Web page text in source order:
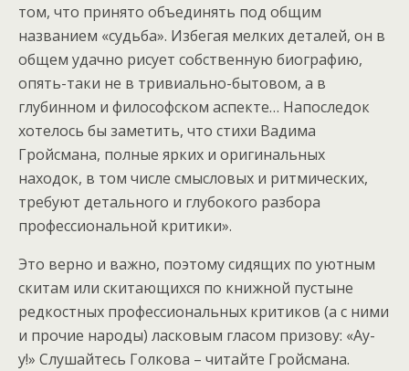
том, что принято объединять под общим
названием «судьба». Избегая мелких деталей, он в
общем удачно рисует собственную биографию,
опять-таки не в тривиально-бытовом, а в
глубинном и философском аспекте… Напоследок
хотелось бы заметить, что стихи Вадима
Гройсмана, полные ярких и оригинальных
находок, в том числе смысловых и ритмических,
требуют детального и глубокого разбора
профессиональной критики».
Это верно и важно, поэтому сидящих по уютным
скитам или скитающихся по книжной пустыне
редкостных профессиональных критиков (а с ними
и прочие народы) ласковым гласом призову: «Ау-
у!» Слушайтесь Голкова – читайте Гройсмана.